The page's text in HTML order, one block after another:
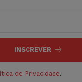
INSCREVER
de Privacidade.